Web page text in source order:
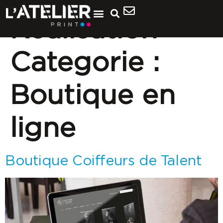
Realisation
Categorie :
Boutique en
ligne
Boutique Coiffeurs de Talent